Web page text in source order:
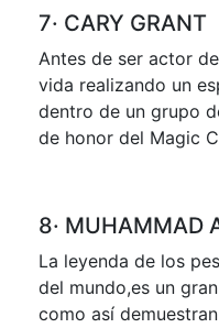
7· CARY GRANT
Antes de ser actor
vida realizando un
dentro de un grupo
de honor del Magic
8· MUHAMMAD
La leyenda de los
del mundo,es un
como así